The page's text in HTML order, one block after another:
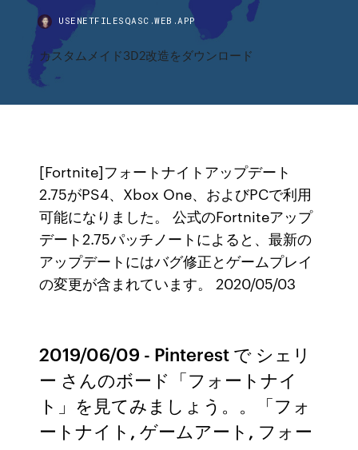
USENETFILESQASC.WEB.APP
カスタムメイド3D2改造をダウンロード
[Fortnite]フォートナイトアップデート
2.75がPS4、Xbox One、およびPCで利用
可能になりました。 公式のFortniteアップ
デート2.75パッチノートによると、最新の
アップデートにはバグ修正とゲームプレイ
の変更が含まれています。 2020/05/03
2019/06/09 - Pinterest で シェリ
ー さんのボード「フォートナイ
ト」を見てみましょう。。「フォ
ートナイト, ゲームアート, フォー